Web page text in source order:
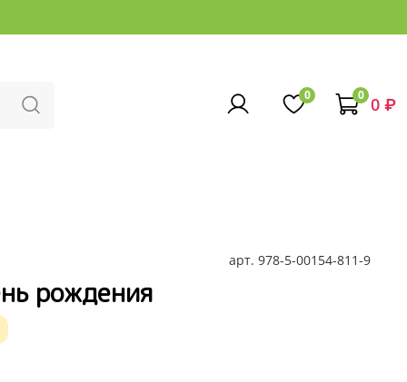
0 0 0 ₽
арт. 978-5-00154-811-9
рождения